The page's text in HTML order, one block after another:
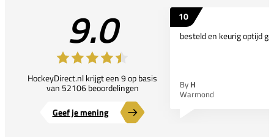
9.0
HockeyDirect.nl krijgt een 9 op basis
van 52106 beoordelingen
Geef je mening
10
besteld en keurig optijd
By H
Warmond